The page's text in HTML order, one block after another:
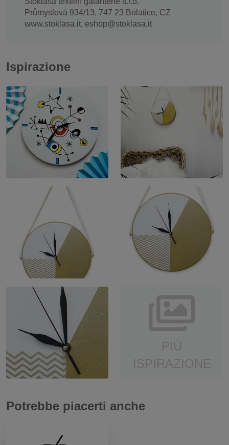
Průmyslová 934/13, 747 23 Bolatice, CZ
www.stoklasa.it, eshop@stoklasa.it
Ispirazione
Potrebbe piacerti anche